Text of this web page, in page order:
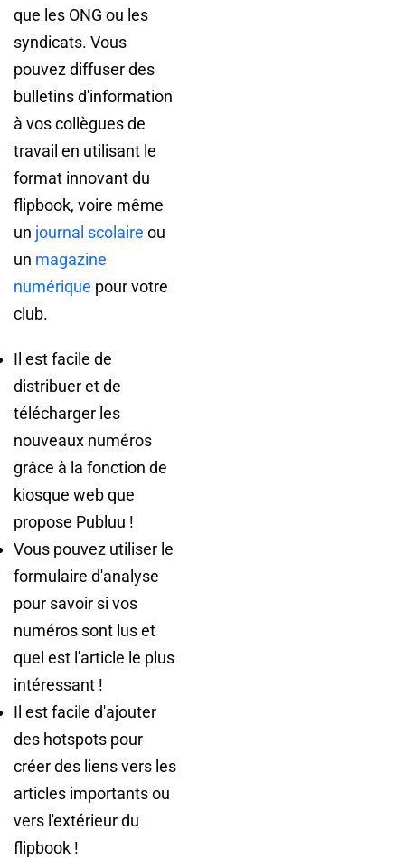
que les ONG ou les
syndicats. Vous
pouvez diffuser des
bulletins d'information
à vos collègues de
travail en utilisant le
format innovant du
flipbook, voire même
un journal scolaire ou
un magazine
numérique pour votre
club.
Il est facile de
distribuer et de
télécharger les
nouveaux numéros
grâce à la fonction de
kiosque web que
propose Publuu !
Vous pouvez utiliser le
formulaire d'analyse
pour savoir si vos
numéros sont lus et
quel est l'article le plus
intéressant !
Il est facile d'ajouter
des hotspots pour
créer des liens vers les
articles importants ou
vers l'extérieur du
flipbook !